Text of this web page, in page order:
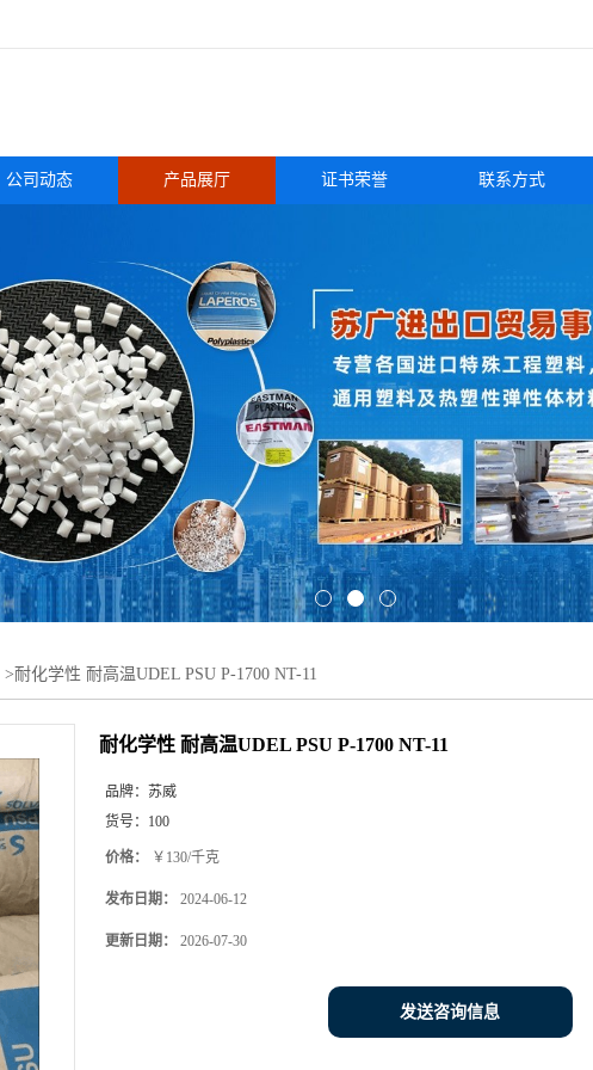
公司动态 产品展厅 证书荣誉 联系方式
>耐化学性 耐高温UDEL PSU P-1700 NT-11
耐化学性 耐高温UDEL PSU P-1700 NT-11
品牌： 苏威
货号： 100
价格： ￥130/千克
发布日期： 2024-06-12
更新日期： 2026-07-30
发送咨询信息